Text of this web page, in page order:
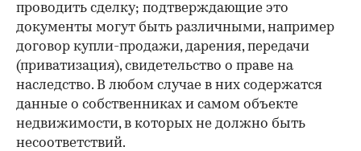
проводить сделку; подтверждающие это
документы могут быть различными, например
договор купли-продажи, дарения, передачи
(приватизация), свидетельство о праве на
наследство. В любом случае в них содержатся
данные о собственниках и самом объекте
недвижимости, в которых не должно быть
несоответствий.